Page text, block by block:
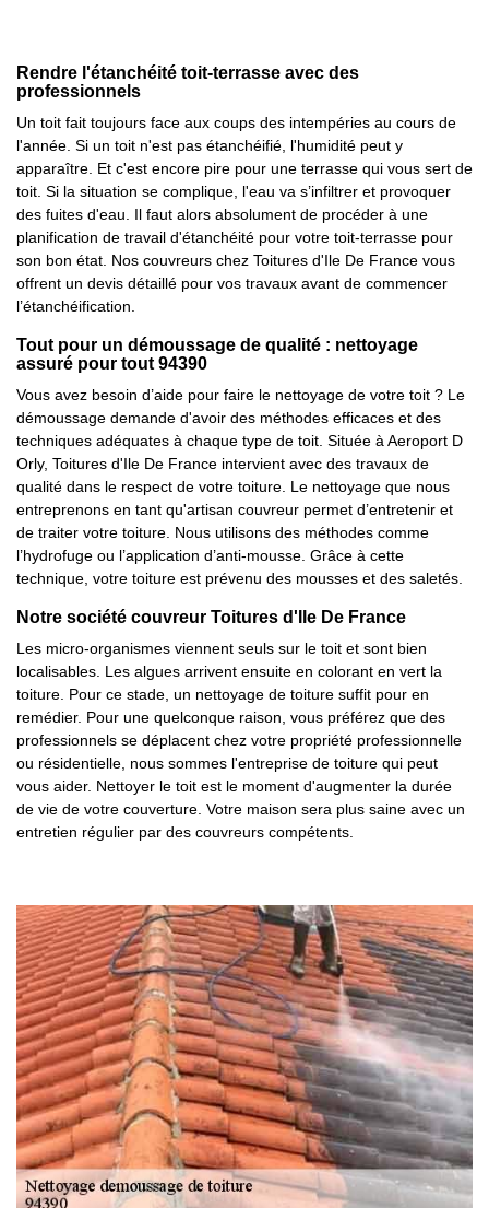
Rendre l'étanchéité toit-terrasse avec des
professionnels
Un toit fait toujours face aux coups des intempéries au cours de
l'année. Si un toit n'est pas étanchéifié, l'humidité peut y
apparaître. Et c'est encore pire pour une terrasse qui vous sert de
toit. Si la situation se complique, l'eau va s’infiltrer et provoquer
des fuites d'eau. Il faut alors absolument de procéder à une
planification de travail d'étanchéité pour votre toit-terrasse pour
son bon état. Nos couvreurs chez Toitures d'Ile De France vous
offrent un devis détaillé pour vos travaux avant de commencer
l’étanchéification.
Tout pour un démoussage de qualité : nettoyage
assuré pour tout 94390
Vous avez besoin d’aide pour faire le nettoyage de votre toit ? Le
démoussage demande d'avoir des méthodes efficaces et des
techniques adéquates à chaque type de toit. Située à Aeroport D
Orly, Toitures d'Ile De France intervient avec des travaux de
qualité dans le respect de votre toiture. Le nettoyage que nous
entreprenons en tant qu'artisan couvreur permet d’entretenir et
de traiter votre toiture. Nous utilisons des méthodes comme
l’hydrofuge ou l’application d’anti-mousse. Grâce à cette
technique, votre toiture est prévenu des mousses et des saletés.
Notre société couvreur Toitures d'Ile De France
Les micro-organismes viennent seuls sur le toit et sont bien
localisables. Les algues arrivent ensuite en colorant en vert la
toiture. Pour ce stade, un nettoyage de toiture suffit pour en
remédier. Pour une quelconque raison, vous préférez que des
professionnels se déplacent chez votre propriété professionnelle
ou résidentielle, nous sommes l'entreprise de toiture qui peut
vous aider. Nettoyer le toit est le moment d'augmenter la durée
de vie de votre couverture. Votre maison sera plus saine avec un
entretien régulier par des couvreurs compétents.